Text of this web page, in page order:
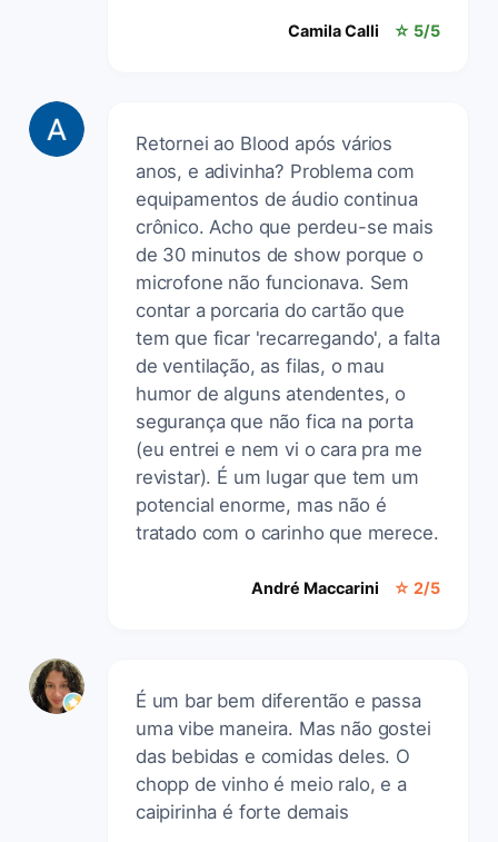
Camila Calli ☆ 5/5
Retornei ao Blood após vários
anos, e adivinha? Problema com
equipamentos de áudio continua
crônico. Acho que perdeu-se mais
de 30 minutos de show porque o
microfone não funcionava. Sem
contar a porcaria do cartão que
tem que ficar 'recarregando', a falta
de ventilação, as filas, o mau
humor de alguns atendentes, o
segurança que não fica na porta
(eu entrei e nem vi o cara pra me
revistar). É um lugar que tem um
potencial enorme, mas não é
tratado com o carinho que merece.
André Maccarini ☆ 2/5
É um bar bem diferentão e passa
uma vibe maneira. Mas não gostei
das bebidas e comidas deles. O
chopp de vinho é meio ralo, e a
caipirinha é forte demais